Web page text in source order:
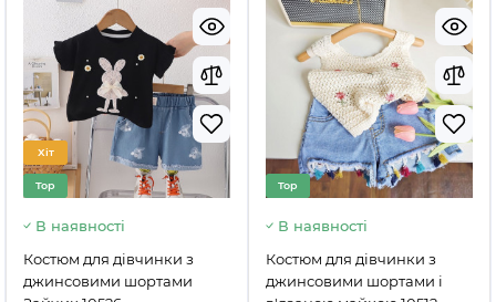
Хіт
Top
В наявності
Костюм для дівчинки з
джинсовими шортами
Top
В наявності
Костюм для дівчинки з
джинсовими шортами і